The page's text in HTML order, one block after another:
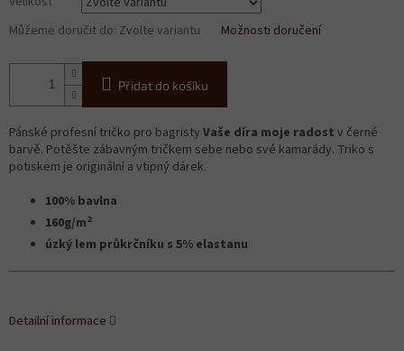
cena:
Můžeme doručit do: Zvolte variantu Možnosti doručení
Přidat do košíku
Pánské profesní tričko pro bagristy Vaše díra moje radost v černé
barvě. Potěšte zábavným tričkem sebe nebo své kamarády. Triko s
potiskem je originální a vtipný dárek.
100% bavlna
160g/m2
úzký lem průkrčníku s 5% elastanu
Detailní informace